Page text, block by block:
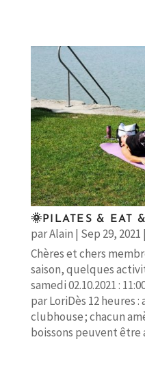
🌞PILATES & EAT
parAlain | Sep 29, 2021 |
Chères et chers
saison, quelques
samedi 02.10.2021 :
par LoriDès 12 heures
clubhouse ; chacun
boissons peuvent être